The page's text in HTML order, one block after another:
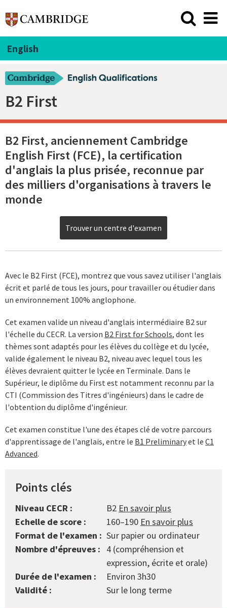
English
B2 First
B2 First, anciennement Cambridge
English First (FCE), la certification
d'anglais la plus prisée, reconnue par
des milliers d'organisations à travers le
monde
Trouver un centre d'examen
Avec le B2 First (FCE), montrez que vous savez utiliser l'anglais
écrit et parlé de tous les jours, pour travailler ou étudier dans
un environnement 100% anglophone.
Cet examen valide un niveau d'anglais intermédiaire B2 sur
l'échelle du CECR. La version B2 First for Schools, dont les
thèmes sont adaptés pour les élèves du collège et du lycée,
valide également le niveau B2, niveau avec lequel tous les
élèves devraient quitter le lycée en Terminale. Dans le
Supérieur, le diplôme du First est notamment reconnu par la
CTI (Commission des Titres d'ingénieurs) dans le cadre de
l'obtention du diplôme d'ingénieur.
Cet examen constitue l'une des étapes clé de votre parcours
d'apprentissage de l'anglais, entre le B1 Preliminaryet le C1
Advanced.
Points clés
Niveau CECR : B2 En savoir plus
Echelle de score :
160–190 En savoir plus
Format de l'examen : Sur papier ou ordinateur
Nombre d'épreuves :
4 (compréhension et
expression, écrite et orale)
Durée de l'examen :
Environ 3h30
Validité :
Sur le long terme